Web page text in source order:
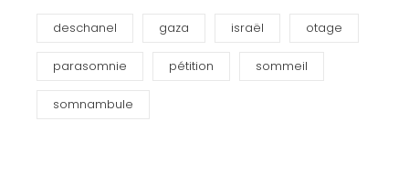
deschanel gaza israël otage
parasomnie pétition sommeil
somnambule